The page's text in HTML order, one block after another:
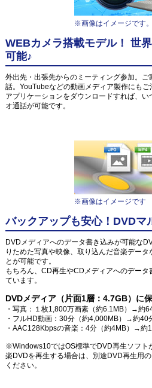
※画像はイメージです。
WEBカメラ搭載モデル！ 世
可能♪
外出先・出張先からのミーティング参加。
話。YouTubeなどの動画メディア製作にも
アプリケーションをダウンロードすれば、
オ通話が可能です。
※画像はイメージです
バックアップも安心！DVDマ
DVDメディアへのデータ書き込みが可能な
りためた写真や映像、取り込んだ音楽デー
とが可能です。
もちろん、CD再生やCDメディアへのデー
ています。
DVDメディア（片面1層：4.7GB）に
・写真：１枚1,800万画素（約6.1MB）→約
・フルHD動画：30分（約4,000MB）→約40
・AAC128Kbpsの音楽：4分（約4MB）→約
※Windows10ではOS標準でDVD再生ソフト
楽DVDを再生する場合は、別途DVD再生用
ください。